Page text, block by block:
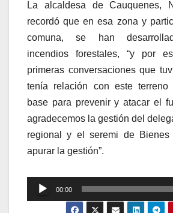
La alcaldesa de Cauquenes,
recordó que en esa zona y
comuna, se han
incendios forestales, “y por
primeras conversaciones que
tenía relación con este terreno
base para prevenir y atacar el
agradecemos la gestión del
regional y el seremi de Bienes
apurar la gestión”.
Reproductor
de
00:00